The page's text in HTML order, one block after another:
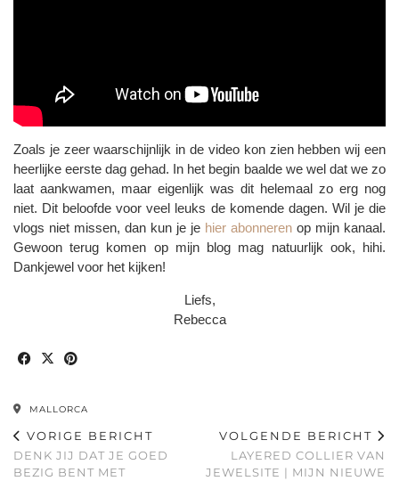
Zoals je zeer waarschijnlijk in de video kon zien hebben wij een
heerlijke eerste dag gehad. In het begin baalde we wel dat we zo
laat aankwamen, maar eigenlijk was dit helemaal zo erg nog
niet. Dit beloofde voor veel leuks de komende dagen. Wil je die
vlogs niet missen, dan kun je je hier abonneren op mijn kanaal.
Gewoon terug komen op mijn blog mag natuurlijk ook, hihi.
Dankjewel voor het kijken!
Liefs,
Rebecca
MALLORCA
VORIGE BERICHT
DENK JIJ DAT JE GOED
BEZIG BENT MET
VOLGENDE BERICHT
LAYERED COLLIER VAN
JEWELSITE | MIJN NIEUWE